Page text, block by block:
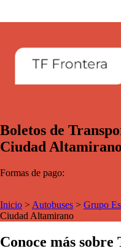
Boletos de
Ciudad
Formas de pago:
Inicio > Autobuses > Grupo
Ciudad Altamirano
Conoce más